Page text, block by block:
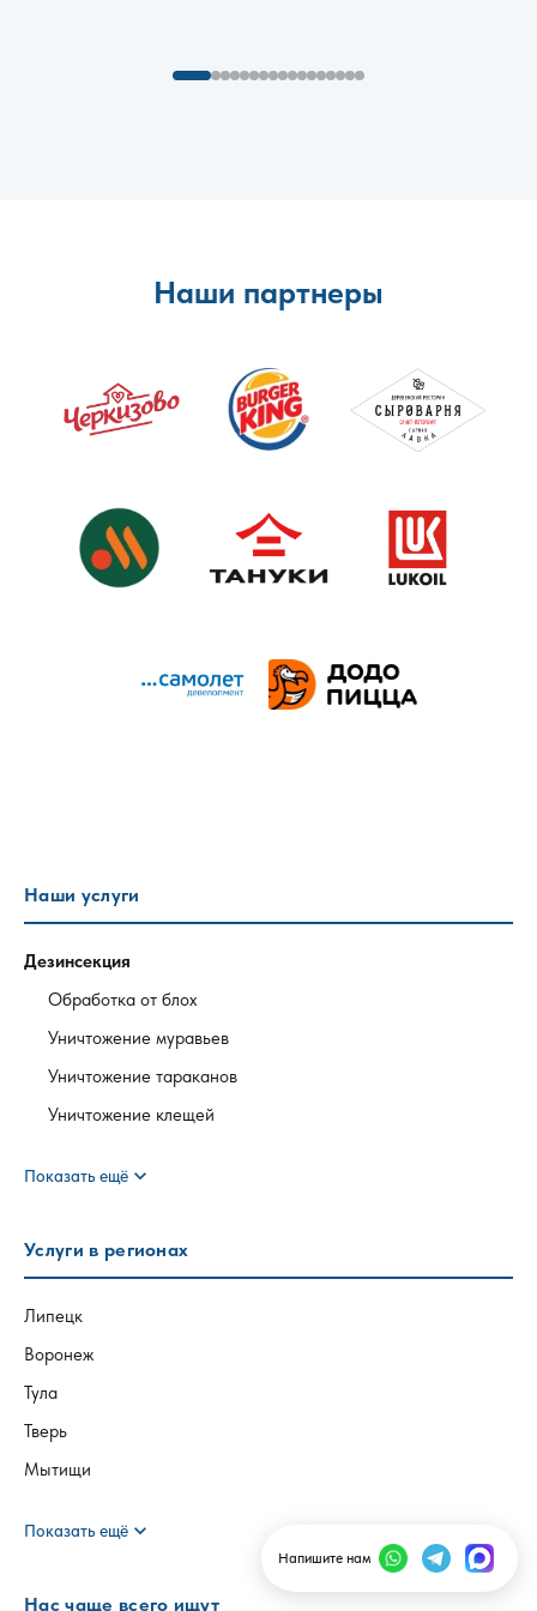
Наши партнеры
Наши услуги
Дезинсекция
Обработка от блох
Уничтожение муравьев
Уничтожение тараканов
Уничтожение клещей
Показать ещё expand_more
Услуги в регионах
Липецк
Воронеж
Тула
Тверь
Мытищи
Показать ещё expand_more
Нас чаще всего ищут
Напишите нам